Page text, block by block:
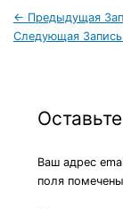
← Предыдущая
Следующая Запись
Ваш адрес
поля